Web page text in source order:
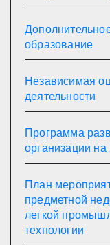
образование
Независимая
деятельности
Программа
организации
План
предметной
легкой
технологии